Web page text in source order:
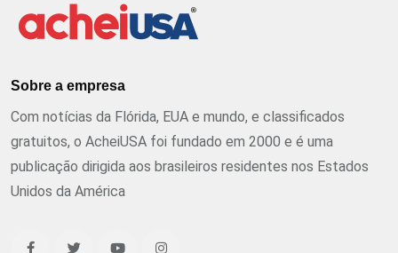
Sobre a empresa
Com notícias da Flórida, EUA e mundo, e classificados
gratuitos, o AcheiUSA foi fundado em 2000 e é uma
publicação dirigida aos brasileiros residentes nos Estados
Unidos da América